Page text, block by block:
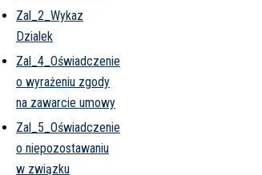
Zal_2_Wykaz
Dzialek
Zal_4_Oświadczenie
o wyrażeniu zgody
na zawarcie umowy
Zal_5_Oświadczenie
o niepozostawaniu
w związku